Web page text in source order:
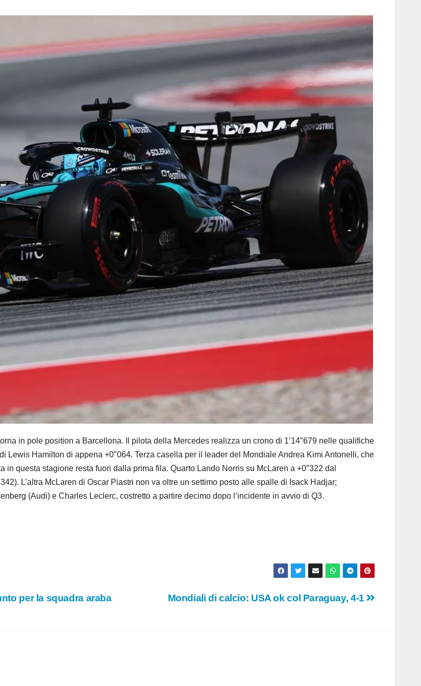
in pole position a Barcellona. Il pilota della Mercedes realizza un crono di 1’14″679 nelle qualifiche
Lewis Hamilton di appena +0″064. Terza casella per il leader del Mondiale Andrea Kimi Antonelli, che
questa stagione resta fuori dalla prima fila. Quarto Lando Norris su McLaren a +0″322 dal
L’altra McLaren di Oscar Piastri non va oltre un settimo posto alle spalle di Isack Hadjar;
(Audi) e Charles Leclerc, costretto a partire decimo dopo l’incidente in avvio di Q3.
Mondiali di calcio: USA ok col Paraguay, 4-1
per la squadra araba